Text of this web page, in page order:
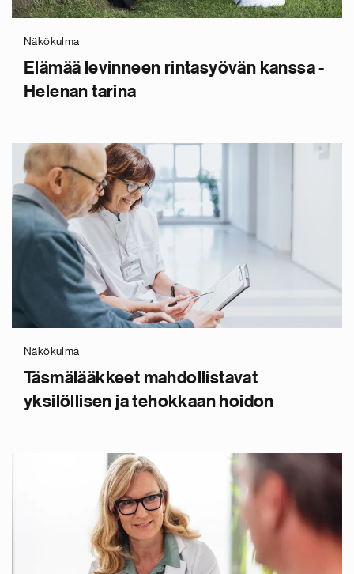
Näkökulma
Elämää levinneen rintasyövän kanssa -
Helenan tarina
Näkökulma
Täsmälääkkeet mahdollistavat
yksilöllisen ja tehokkaan hoidon